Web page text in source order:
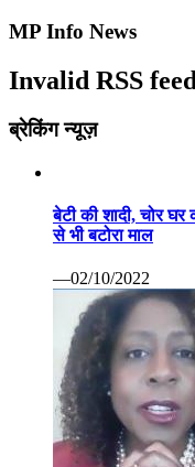
MP Info News
Invalid RSS
ब्रेकिंग न्यूज़
बेटी की शादी, चोर
से भी बटोरा माल
—02/10/2022